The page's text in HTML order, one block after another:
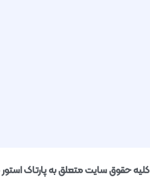
کلیه حقوق سایت متعلق به پارتاک